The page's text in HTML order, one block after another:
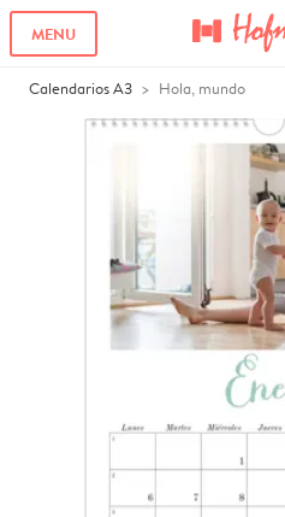
MENU
Calendarios A3 Hola, mundo